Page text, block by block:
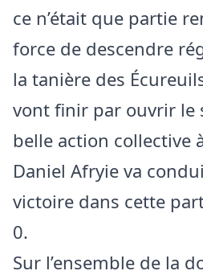
ce n’était que partie
force de descendre
la tanière des
vont finir par ouvrir le
belle action collective
Daniel Afryie va
victoire dans cette
0.
Sur l’ensemble de la